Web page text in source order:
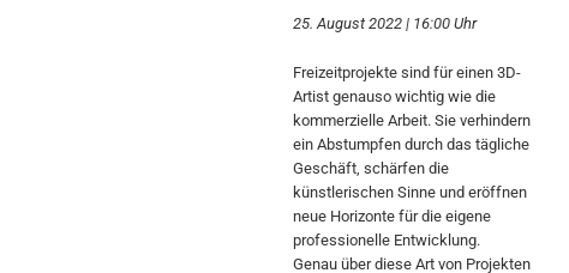
25. August 2022 | 16:00 Uhr
Freizeitprojekte sind für einen 3D-
Artist genauso wichtig wie die
kommerzielle Arbeit. Sie verhindern
ein Abstumpfen durch das tägliche
Geschäft, schärfen die
künstlerischen Sinne und eröffnen
neue Horizonte für die eigene
professionelle Entwicklung.
Genau über diese Art von Projekten